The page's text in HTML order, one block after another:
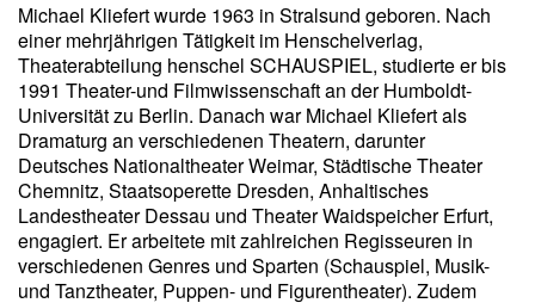
Michael Kliefert wurde 1963 in Stralsund geboren. Nach
einer mehrjährigen Tätigkeit im Henschelverlag,
Theaterabteilung henschel SCHAUSPIEL, studierte er bis
1991 Theater-und Filmwissenschaft an der Humboldt-
Universität zu Berlin. Danach war Michael Kliefert als
Dramaturg an verschiedenen Theatern, darunter
Deutsches Nationaltheater Weimar, Städtische Theater
Chemnitz, Staatsoperette Dresden, Anhaltisches
Landestheater Dessau und Theater Waidspeicher Erfurt,
engagiert. Er arbeitete mit zahlreichen Regisseuren in
verschiedenen Genres und Sparten (Schauspiel, Musik-
und Tanztheater, Puppen- und Figurentheater). Zudem